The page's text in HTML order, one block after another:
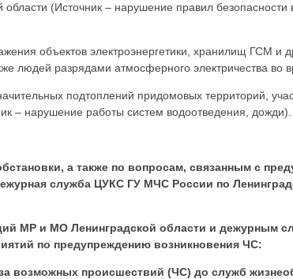
(Источник – нарушение правил безопасности
объектов электроэнергетики, хранилищ ГСМ и
людей разрядами атмосферного электричества во
подтоплений придомовых территорий,
– нарушение работы систем водоотведения, дожди).
а также по вопросам, связанным с
служба ЦУКС ГУ МЧС России по
МР и МО Ленинградской области и дежурным
по предупреждению возникновения ЧС:
возможных происшествий (ЧС) до служб